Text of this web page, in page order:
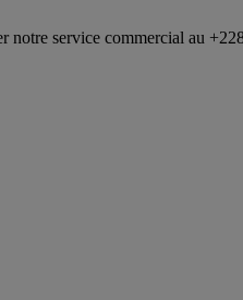
commercial au +228 92 69 88 33